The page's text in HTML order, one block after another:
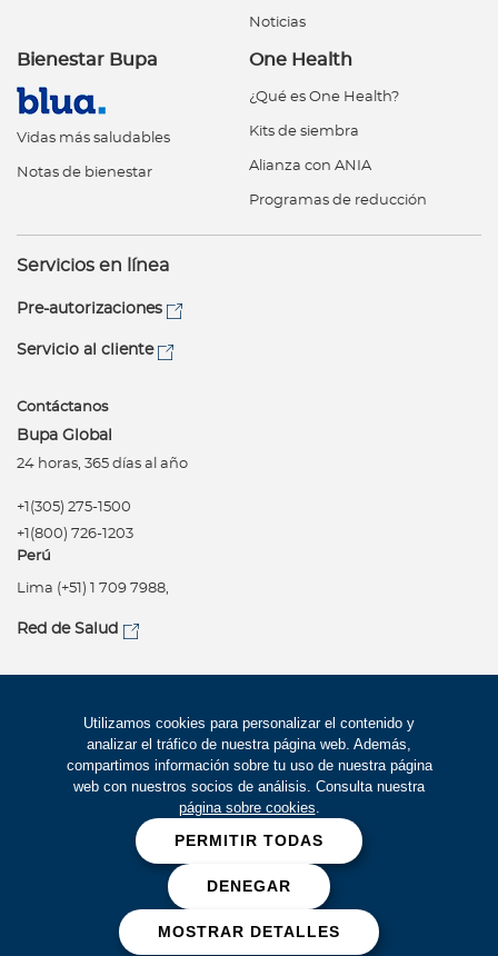
Utilizamos cookies para personalizar el contenido y
analizar el tráfico de nuestra página web. Además,
compartimos información sobre tu uso de nuestra página
web con nuestros socios de análisis. Consulta nuestra
página sobre cookies.
PERMITIR TODAS
DENEGAR
MOSTRAR DETALLES
Noticias
Bienestar Bupa
Vidas más saludables
Notas de bienestar
One Health
¿Qué es One Health?
Kits de siembra
Alianza con ANIA
Programas de reducción
Servicios en línea
Pre-autorizaciones
Servicio al cliente
Contáctanos
Bupa Global
24 horas, 365 días al año
+1(305) 275-1500
+1(800) 726-1203
Perú
Lima (+51) 1 709 7988,
Red de Salud
Política de privacidad
Términos de uso
Accesibilidad
Trabaje con Bupa